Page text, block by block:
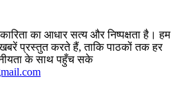
का आधार सत्य और निष्पक्षता है। हम
खबरें प्रस्तुत करते हैं, ताकि पाठकों तक हर
के साथ पहुँच सके